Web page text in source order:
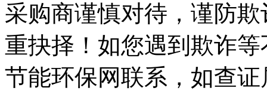
采购商谨慎对待，谨防
重抉择！如您遇到欺诈
节能环保网联系，如查